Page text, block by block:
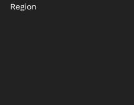
Region